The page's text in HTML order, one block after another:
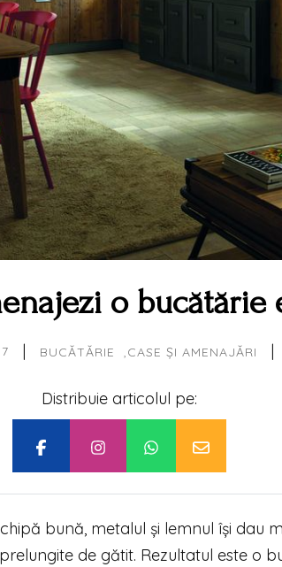
o bucătărie
| BUCĂTĂRIE CASE ȘI AMENAJĂRI |
Distribuie articolul pe:
bună, metalul și lemnul își dau
de gătit. Rezultatul este o